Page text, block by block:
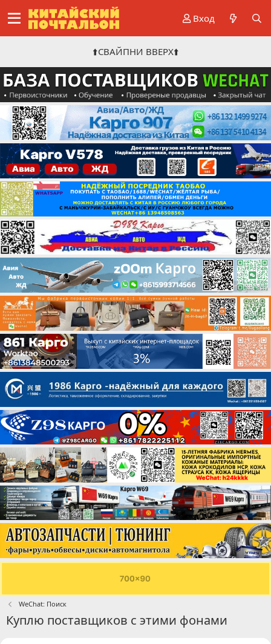
Вход
⬆️СВАЙПНИ ВВЕРХ⬆️
WeChat: Поиск
Куплю поставщиков с этими фонами